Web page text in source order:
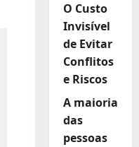
O Custo
Invisível
de Evitar
Conflitos
e Riscos
A maioria
das
pessoas